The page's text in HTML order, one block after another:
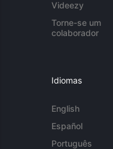
Videezy
Torne-se um
colaborador
Idiomas
English
Español
Português